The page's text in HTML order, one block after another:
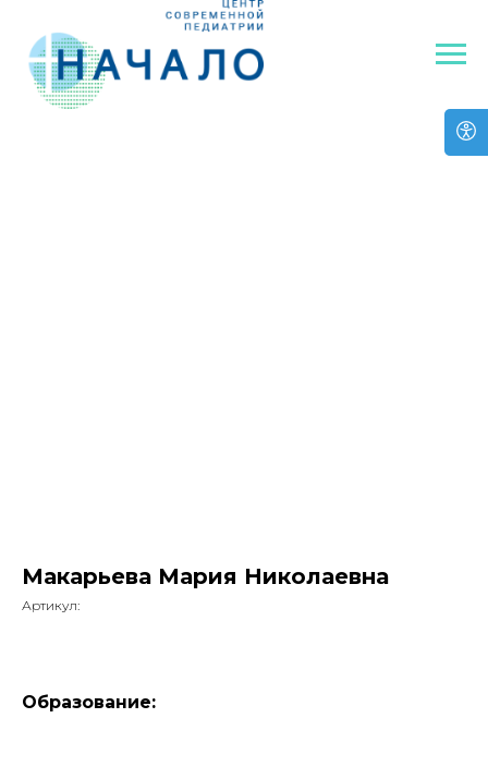
Макарьева Мария Николаевна
Артикул:
Образование: